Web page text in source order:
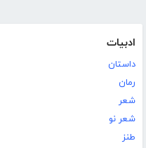
ادبیات
داستان
رمان
شعر
شعر نو
طنز